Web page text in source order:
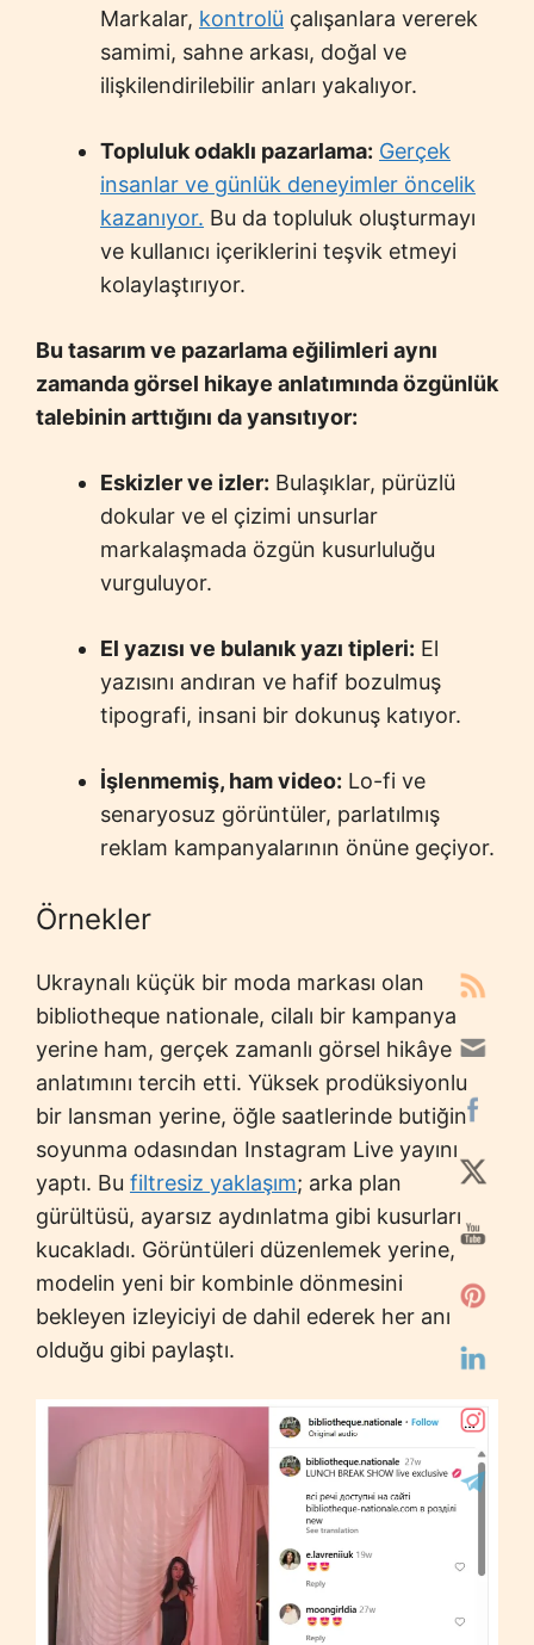
Markalar, kontrolü çalışanlara vererek
samimi, sahne arkası, doğal ve
ilişkilendirilebilir anları yakalıyor.
Topluluk odaklı pazarlama: Gerçek
insanlar ve günlük deneyimler öncelik
kazanıyor. Bu da topluluk oluşturmayı
ve kullanıcı içeriklerini teşvik etmeyi
kolaylaştırıyor.
Bu tasarım ve pazarlama eğilimleri aynı
zamanda görsel hikaye anlatımında özgünlük
talebinin arttığını da yansıtıyor:
Eskizler ve izler: Bulaşıklar, pürüzlü
dokular ve el çizimi unsurlar
markalaşmada özgün kusurluluğu
vurguluyor.
El yazısı ve bulanık yazı tipleri: El
yazısını andıran ve hafif bozulmuş
tipografi, insani bir dokunuş katıyor.
İşlenmemiş, ham video: Lo-fi ve
senaryosuz görüntüler, parlatılmış
reklam kampanyalarının önüne geçiyor.
Örnekler
Ukraynalı küçük bir moda markası olan
bibliotheque nationale, cilalı bir kampanya
yerine ham, gerçek zamanlı görsel hikâye
anlatımını tercih etti. Yüksek prodüksiyonlu
bir lansman yerine, öğle saatlerinde butiğin
soyunma odasından Instagram Live yayını
yaptı. Bu filtresiz yaklaşım; arka plan
gürültüsü, ayarsız aydınlatma gibi kusurları
kucakladı. Görüntüleri düzenlemek yerine,
modelin yeni bir kombinle dönmesini
bekleyen izleyiciyi de dahil ederek her anı
olduğu gibi paylaştı.